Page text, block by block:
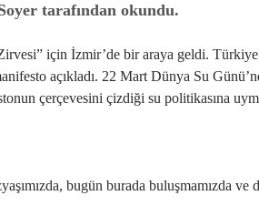
tarafından okundu.
için İzmir’de bir araya geldi.
açıkladı. 22 Mart Dünya Su
çerçevesini çizdiği su politikasına
bugün burada buluşmamızda